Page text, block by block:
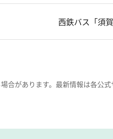
西鉄バス「須
合があります。最新情報は各公式